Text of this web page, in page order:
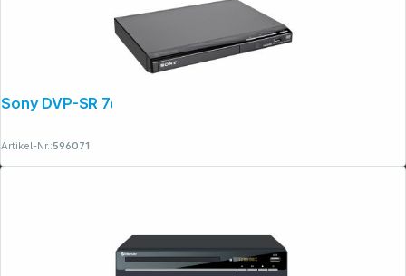
Sony DVP-SR 760 HB.EC1
Artikel-Nr.:596071